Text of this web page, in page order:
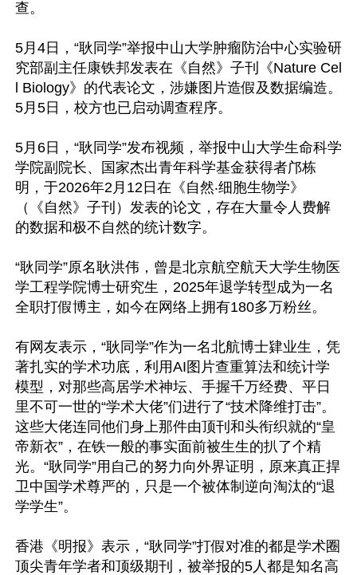
查。
5月4日，“耿同学”举报中山大学肿瘤防治中心实验研
究部副主任康铁邦发表在《自然》子刊《Nature Cel
l Biology》的代表论文，涉嫌图片造假及数据编造。
5月5日，校方也已启动调查程序。
5月6日，“耿同学”发布视频，举报中山大学生命科学
学院副院长、国家杰出青年科学基金获得者邝栋
明，于2026年2月12日在《自然‧细胞生物学》
（《自然》子刊）发表的论文，存在大量令人费解
的数据和极不自然的统计数字。
“耿同学”原名耿洪伟，曾是北京航空航天大学生物医
学工程学院博士研究生，2025年退学转型成为一名
全职打假博主，如今在网络上拥有180多万粉丝。
有网友表示，“耿同学”作为一名北航博士肄业生，凭
著扎实的学术功底，利用AI图片查重算法和统计学
模型，对那些高居学术神坛、手握千万经费、平日
里不可一世的“学术大佬”们进行了“技术降维打击”。
这些大佬连同他们身上那件由顶刊和头衔织就的“皇
帝新衣”，在铁一般的事实面前被生生的扒了个精
光。“耿同学”用自己的努力向外界证明，原来真正捍
卫中国学术尊严的，只是一个被体制逆向淘汰的“退
学学生”。
香港《明报》表示，“耿同学”打假对准的都是学术圈
顶尖青年学者和顶级期刊，被举报的5人都是知名高